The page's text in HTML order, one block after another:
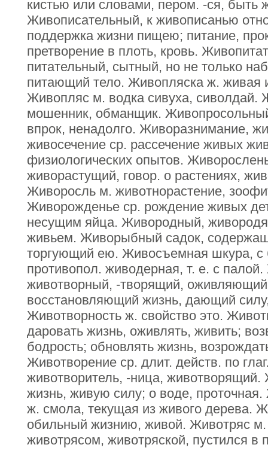
кистью или словами, пером. -ся, быть
Живописательный, к живописанью
поддержка жизни пищею; питание,
претворение в плоть, кровь.
питательный, сытный, но не только
питающий тело. Живопляска ж. живая
Живопляс м. водка сивуха, сиволдай.
мошенник, обманщик.
впрок, ненадолго. Живоразнимание,
живосечение ср. рассечение живых
физиологических опытов.
живорастущий, говор. о растениях,
Живоросль м. животнорастение,
Живорожденье ср. рождение живых
несущим яйца. Живородный,
живьем. Живорыбный садок,
торгующий ею. Живосъемная шкура, с
противопол. живодерная, т. е. с
животворный, -творящий,
восстановляющий жизнь, дающий
Животворность ж. свойство это.
даровать жизнь, оживлять, живить;
бодрость; обновлять жизнь,
Животворение ср. длит. действ. по
животворитель, -ница,
жизнь, живую силу; о воде,
ж. смола, текущая из живого дерева.
обильный жизнию, живой. Животряс
животрясом, животряской, пустился в